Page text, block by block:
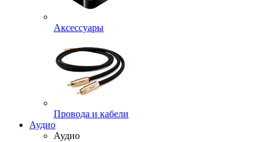
Аксессуары
Провода и кабели
Аудио
Аудио